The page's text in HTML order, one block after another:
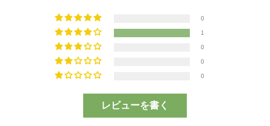
0
1
0
0
0
レビューを書く